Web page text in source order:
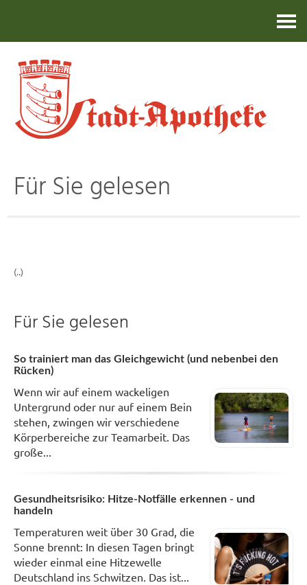
Für Sie gelesen
(..)
Für Sie gelesen
So trainiert man das Gleichgewicht (und nebenbei den
Rücken)
Wenn wir auf einem wackeligen
Untergrund oder nur auf einem Bein
stehen, zwingen wir verschiedene
Körperbereiche zur Teamarbeit. Das
große...
Gesundheitsrisiko: Hitze-Notfälle erkennen - und
handeln
Temperaturen weit über 30 Grad, die
Sonne brennt: In diesen Tagen bringt
wieder einmal eine Hitzewelle
Deutschland ins Schwitzen. Das ist...